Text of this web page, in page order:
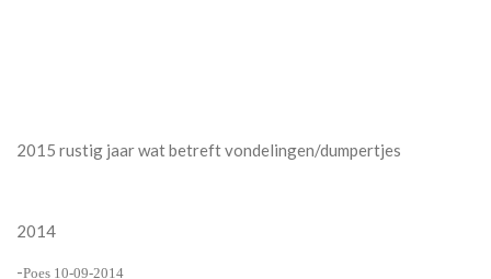
2015 rustig jaar wat betreft vondelingen/dumpertjes
2014
-Poes 10-09-2014